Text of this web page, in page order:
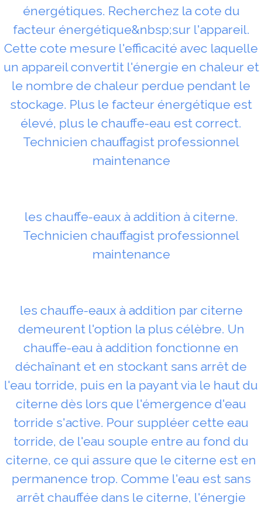
énergétiques. Recherchez la cote du
facteur énergétique&nbsp;sur l'appareil.
Cette cote mesure l'efficacité avec laquelle
un appareil convertit l'énergie en chaleur et
le nombre de chaleur perdue pendant le
stockage. Plus le facteur énergétique est
élevé, plus le chauffe-eau est correct.
Technicien chauffagist professionnel
maintenance
les chauffe-eaux à addition à citerne.
Technicien chauffagist professionnel
maintenance
les chauffe-eaux à addition par citerne
demeurent l'option la plus célèbre. Un
chauffe-eau à addition fonctionne en
déchaînant et en stockant sans arrêt de
l'eau torride, puis en la payant via le haut du
citerne dès lors que l'émergence d'eau
torride s'active. Pour suppléer cette eau
torride, de l'eau souple entre au fond du
citerne, ce qui assure que le citerne est en
permanence trop. Comme l'eau est sans
arrêt chauffée dans le citerne, l'énergie